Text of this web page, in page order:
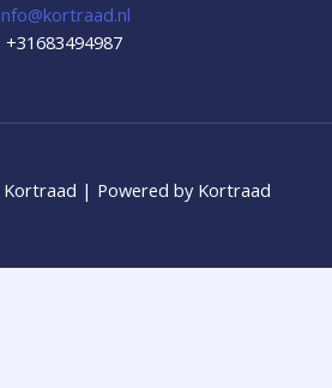
+31683494987
| Powered by Kortraad